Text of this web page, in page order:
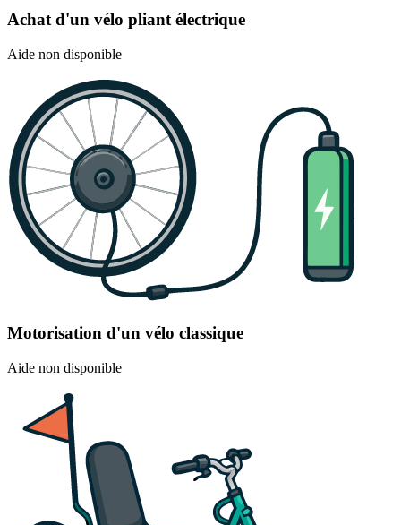
Achat d'un vélo pliant électrique
Aide non disponible
Motorisation d'un vélo classique
Aide non disponible